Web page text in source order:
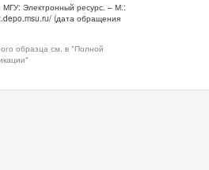
Электронный ресурс. – М.:
(дата обращения
образца см. в "Полной